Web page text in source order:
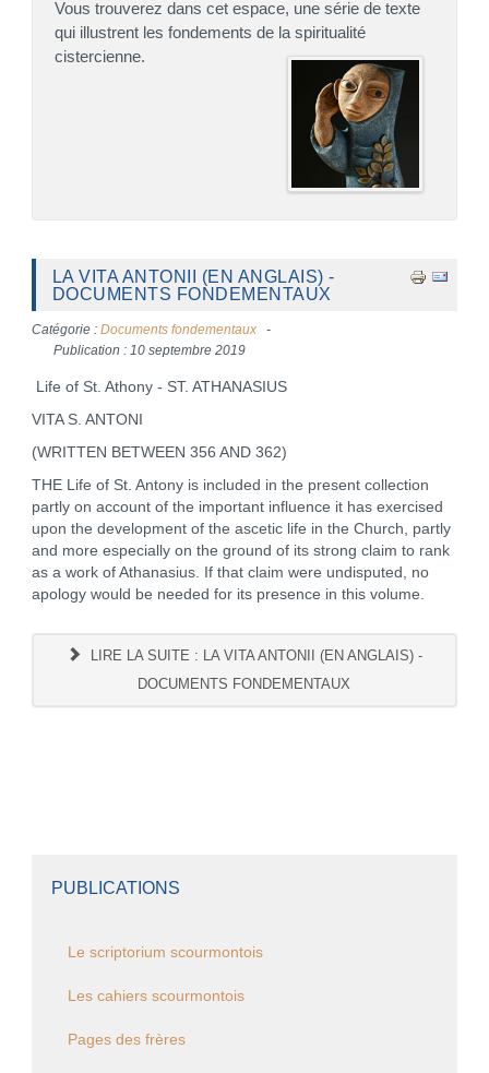
Vous trouverez dans cet espace, une série de texte
qui illustrent les fondements de la spiritualité
cistercienne.
LA VITA ANTONII (EN ANGLAIS) -
DOCUMENTS FONDEMENTAUX
Catégorie : Documents fondementaux
Publication : 10 septembre 2019
Life of St. Athony - ST. ATHANASIUS
VITA S. ANTONI
(WRITTEN BETWEEN 356 AND 362)
THE Life of St. Antony is included in the present collection
partly on account of the important influence it has exercised
upon the development of the ascetic life in the Church, partly
and more especially on the ground of its strong claim to rank
as a work of Athanasius. If that claim were undisputed, no
apology would be needed for its presence in this volume.
LIRE LA SUITE : LA VITA ANTONII (EN ANGLAIS) -
DOCUMENTS FONDEMENTAUX
PUBLICATIONS
Le scriptorium scourmontois
Les cahiers scourmontois
Pages des frères